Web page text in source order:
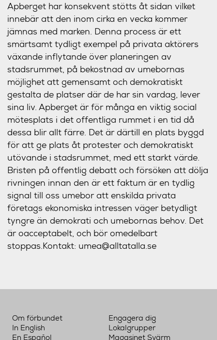
Apberget har konsekvent stötts åt sidan vilket
innebär att den inom cirka en vecka kommer
jämnas med marken. Denna process är ett
smärtsamt tydligt exempel på privata aktörers
växande inflytande över planeringen av
stadsrummet, på bekostnad av umebornas
möjlighet att gemensamt och demokratiskt
gestalta de platser där de har sin vardag, lever
sina liv. Apberget är för många en viktig social
mötesplats i det offentliga rummet i en tid då
dessa blir allt färre. Det är därtill en plats byggd
för att ge plats åt protester och demokratiskt
utövande i stadsrummet, med ett starkt värde.
Bristen på offentlig debatt och försöken att dölja
rivningen innan den är ett faktum är en tydlig
signal till oss umebor att enskilda privata
företags ekonomiska intressen väger betydligt
tyngre än demokrati och umebornas behov. Det
är oacceptabelt, och bör omedelbart
stoppas.Kontakt: umea@alltatalla.se
Om förbundet
In English
En Español
Engagera dig
Lokalgrupper
Magasinet Svärm